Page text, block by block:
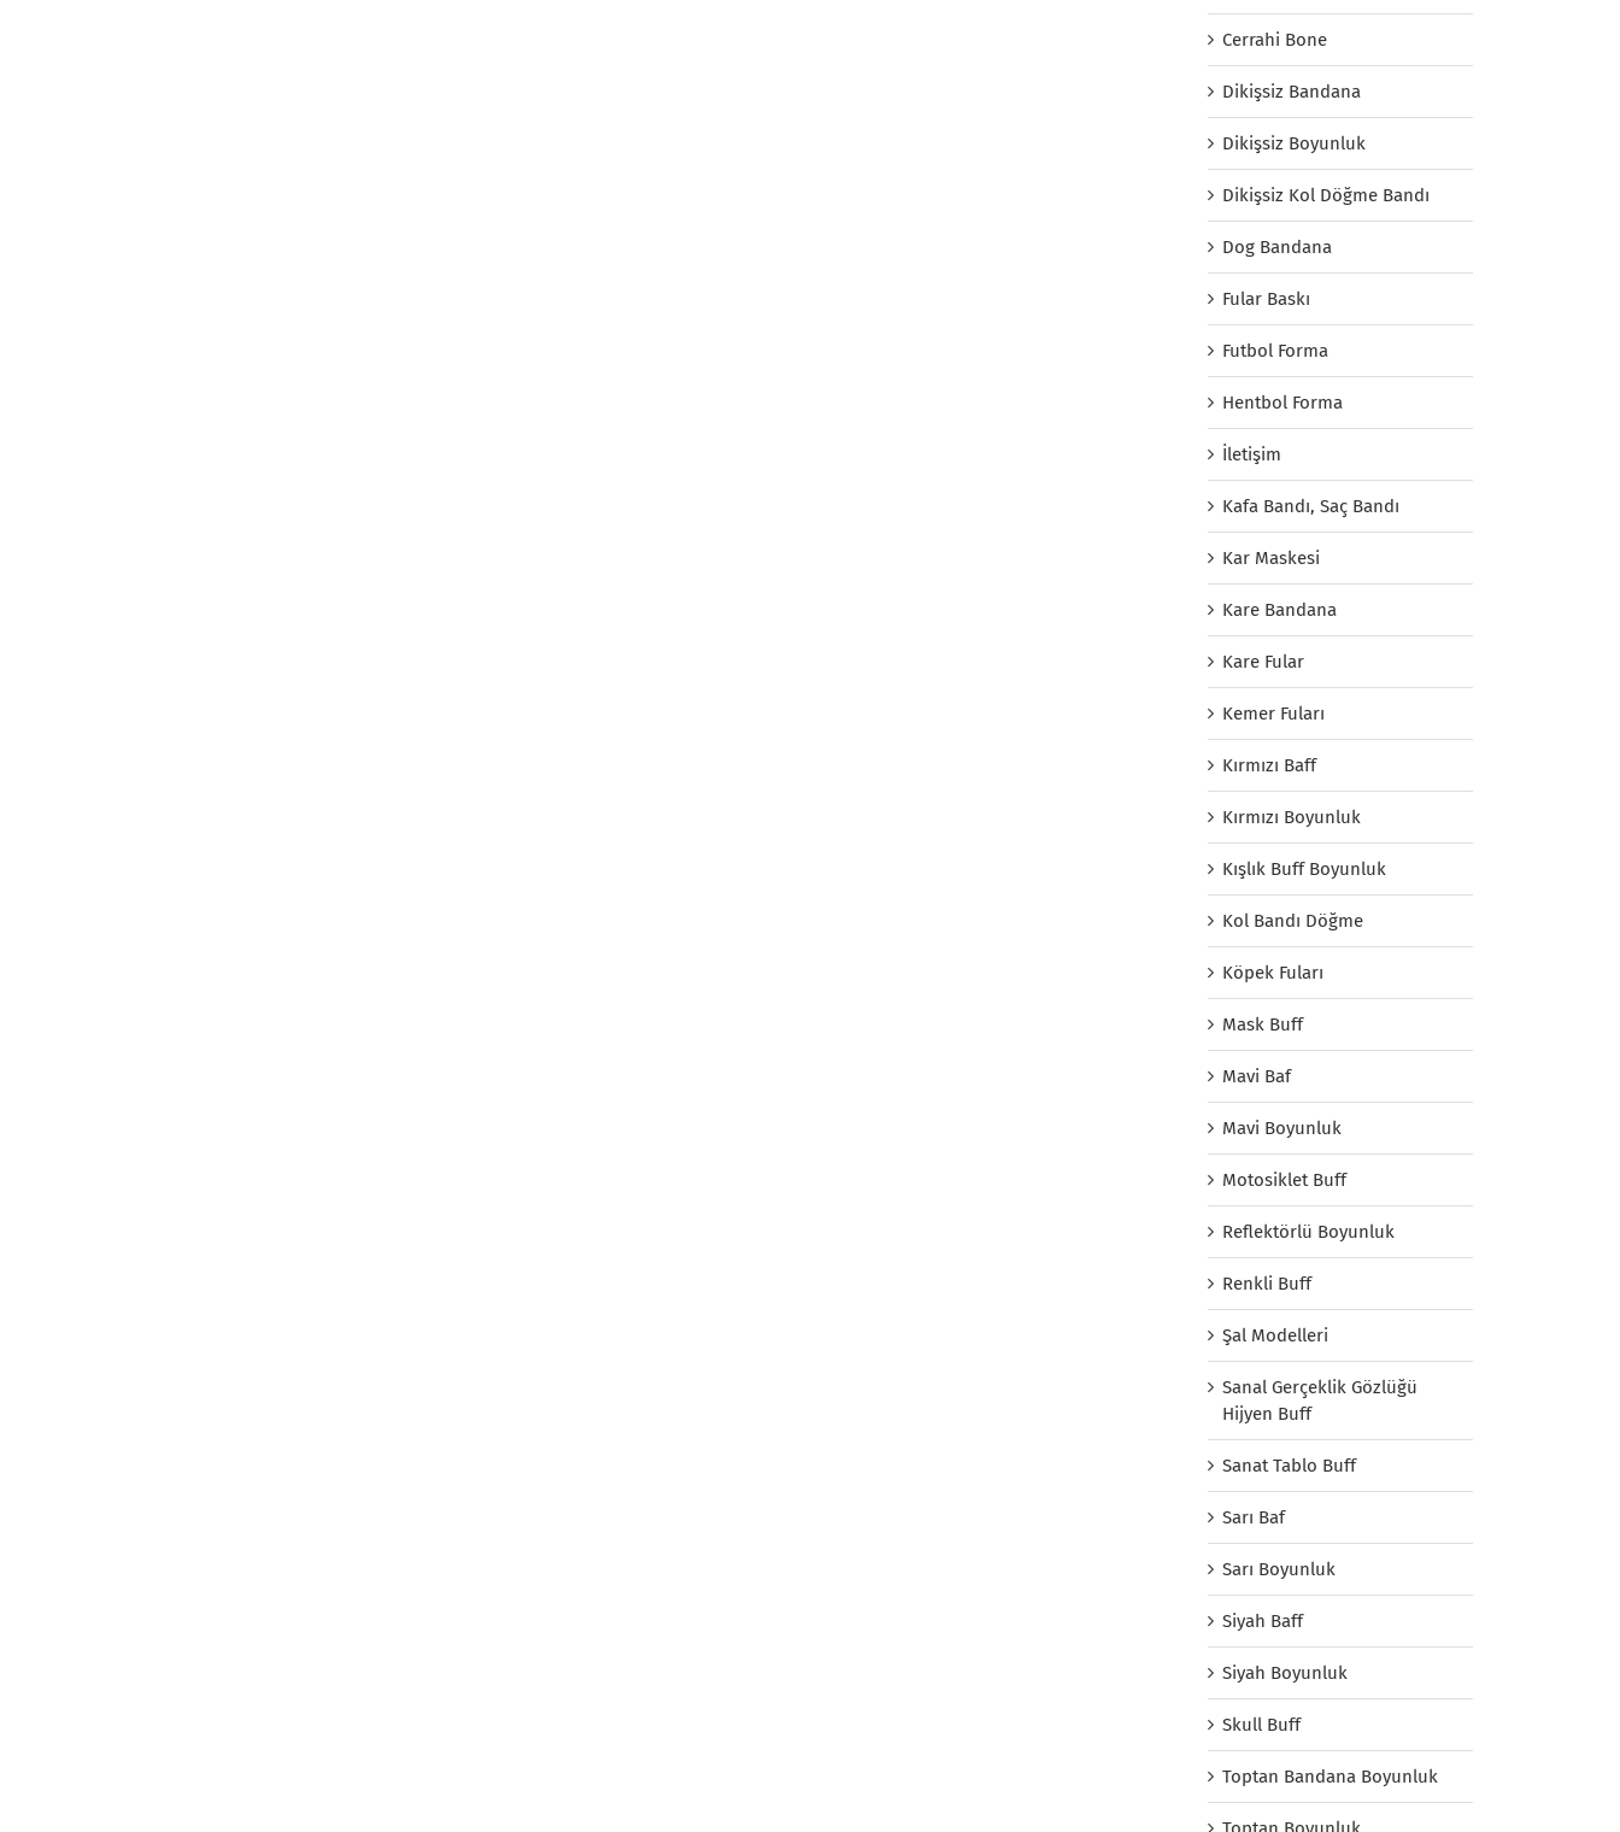
Cerrahi Bone
Dikişsiz Bandana
Dikişsiz Boyunluk
Dikişsiz Kol Döğme Bandı
Dog Bandana
Fular Baskı
Futbol Forma
Hentbol Forma
İletişim
Kafa Bandı, Saç Bandı
Kar Maskesi
Kare Bandana
Kare Fular
Kemer Fuları
Kırmızı Baff
Kırmızı Boyunluk
Kışlık Buff Boyunluk
Kol Bandı Döğme
Köpek Fuları
Mask Buff
Mavi Baf
Mavi Boyunluk
Motosiklet Buff
Reflektörlü Boyunluk
Renkli Buff
Şal Modelleri
Sanal Gerçeklik Gözlüğü
Hijyen Buff
Sanat Tablo Buff
Sarı Baf
Sarı Boyunluk
Siyah Baff
Siyah Boyunluk
Skull Buff
Toptan Bandana Boyunluk